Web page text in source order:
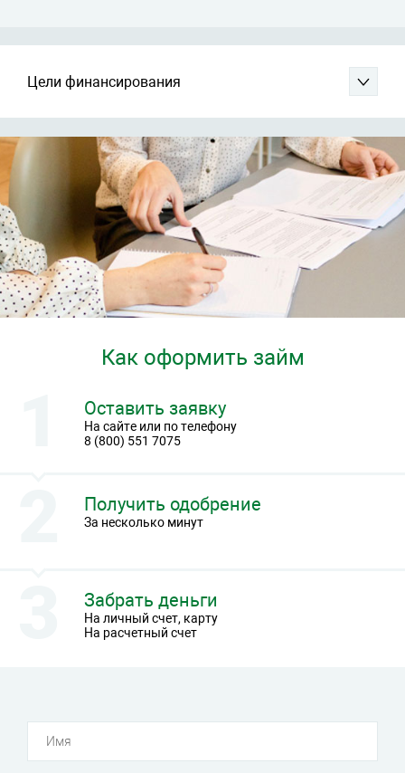
Цели финансирования
Как оформить займ
На сайте или по телефону
8 (800) 551 7075
Оставить заявку
За несколько минут
Получить одобрение
На личный счет, карту
На расчетный счет
Забрать деньги